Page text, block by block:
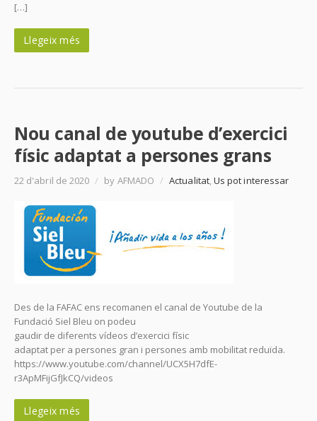
[…]
Llegeix més
Nou canal de youtube d’exercici
físic adaptat a persones grans
22 d'abril de 2020 / by AFMADO / Actualitat,Us pot interessar
Des de la FAFAC ens recomanen el canal de Youtube de la
Fundació Siel Bleu on podeu
gaudir de diferents vídeos d’exercici físic
adaptat per a persones gran i persones amb mobilitat reduïda.
https://www.youtube.com/channel/UCX5H7dfE-
r3ApMFijGfJkCQ/videos
Llegeix més